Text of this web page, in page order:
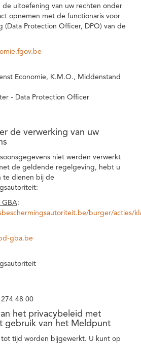
de uitoefening van uw rechten onder
opnemen met de functionaris voor
(Data Protection Officer, DPO) van de
Economie, K.M.O., Middenstand
- Data Protection Officer
de verwerking van uw
niet werden verwerkt
de geldende regelgeving, hebt u
te dienen bij de
GBA:
burger/acties/
gba.be
48 00
het privacybeleid met
gebruik van het Meldpunt
tijd worden bijgewerkt. U kunt op